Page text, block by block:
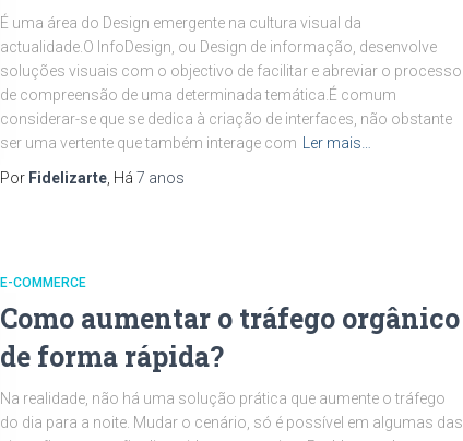
É uma área do Design emergente na cultura visual da
actualidade.O InfoDesign, ou Design de informação, desenvolve
soluções visuais com o objectivo de facilitar e abreviar o processo
de compreensão de uma determinada temática.É comum
considerar-se que se dedica à criação de interfaces, não obstante
ser uma vertente que também interage com
Ler mais…
Por Fidelizarte , Há 7 anos
E-COMMERCE
Como aumentar o tráfego orgânico
de forma rápida?
Na realidade, não há uma solução prática que aumente o tráfego
do dia para a noite. Mudar o cenário, só é possível em algumas das